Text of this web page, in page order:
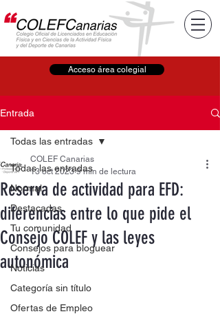
Acceso área colegial
Entrada
Todas las entradas
Normal
Destacadas
Tu comunidad
Consejos para bloguear
Noticias
Categoría sin título
Ofertas de Empleo
Todas las entradas
Reserva de actividad para EFD:
diferencias entre lo que pide el
Consejo COLEF y las leyes
autonómica
COLEF Canarias
13 oct 2023 9 min de lectura